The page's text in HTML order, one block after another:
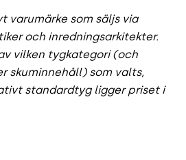
varumärke som säljs via
och inredningsarkitekter.
vilken tygkategori (och
skuminnehåll) som valts,
standardtyg ligger priset i